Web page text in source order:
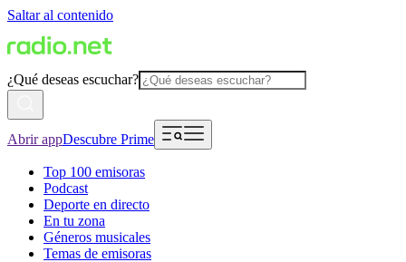
Saltar al contenido
¿Qué deseas escuchar?
Abrir appDescubre Prime
Top 100 emisoras
Podcast
Deporte en directo
En tu zona
Géneros musicales
Temas de emisoras